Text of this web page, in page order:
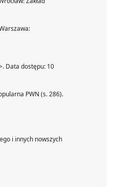
Data dostępu: 10
PWN (s. 286).
i innych nowszych